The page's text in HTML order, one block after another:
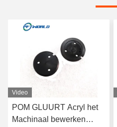
Video
POM GLUURT Acryl het
Machinaal bewerken